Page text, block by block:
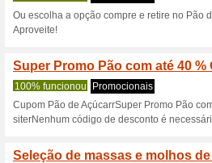
Descontos
Cupom